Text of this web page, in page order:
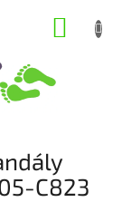
C823